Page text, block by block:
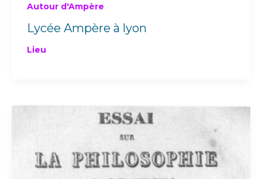
Autour d'Ampère
Lycée Ampère à lyon
Lieu